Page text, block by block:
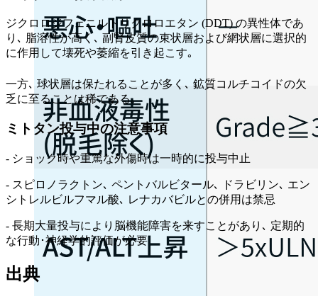
ジクロロジフェニルトリクロロエタン (DDT) の異性体であ
り､ 脂溶性が高く､ 副腎皮質の束状層および網状層に選択的
に作用して壊死や萎縮を引き起こす｡
一方､ 球状層は保たれることが多く､ 鉱質コルチコイドの欠
乏に至ることは稀である｡
ミトタン投与中の注意事項
- ショック時や重篤な外傷時は一時的に投与中止
- スピロノラクトン､ ペントバルビタール､ ドラビリン､ エン
シトレルビルフマル酸､ レナカバビルとの併用は禁忌
- 長期大量投与により脳機能障害を来すことがあり､ 定期的
な行動･神経学的評価が必要
出典